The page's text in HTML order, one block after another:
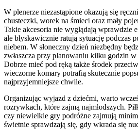
W plenerze niezastąpione okazują się
chusteczki, worek na śmieci oraz mały
Takie akcesoria nie wyglądają wprawdzie
ale błyskawicznie ratują sytuację podczas
niebem. W słoneczny dzień niezbędny
zwłaszcza przy planowaniu kilku godzin
Dobrze mieć pod ręką także środek
wieczorne komary potrafią skutecznie
najprzyjemniejsze chwile.
Organizując wyjazd z dziećmi, warto
rozrywkach, które zajmą najmłodszych.
czy niewielkie gry podróżne zajmują
świetnie sprawdzają się, gdy wkrada się